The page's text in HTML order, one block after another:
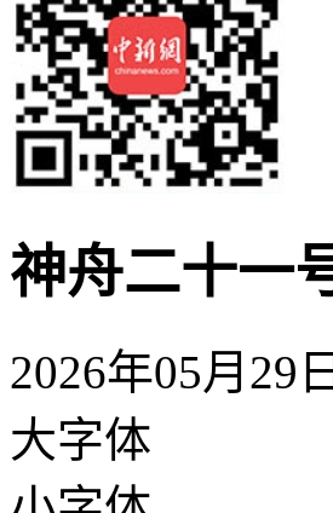
神舟二十一
2026年05月
大字体